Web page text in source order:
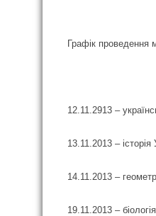
Графік проведення
12.11.2913 –
13.11.2013 – історія
14.11.2013 –
19.11.2013 – біологія